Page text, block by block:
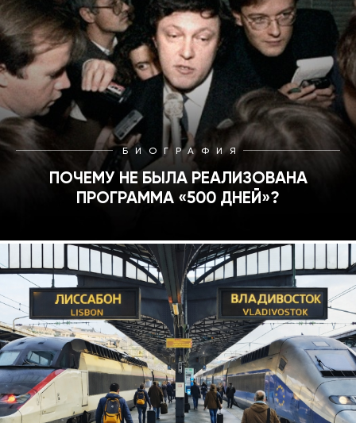
БИОГРАФИЯ
ПОЧЕМУ НЕ БЫЛА РЕАЛИЗОВАНА
ПРОГРАММА «500 ДНЕЙ»?